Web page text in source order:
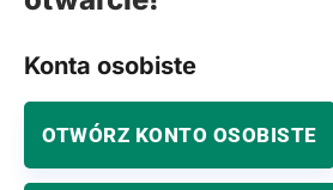
Konta osobiste
OTWÓRZ KONTO OSOBISTE